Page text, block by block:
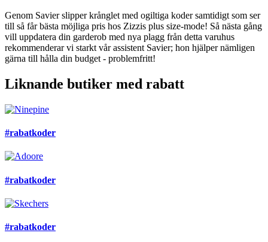
Genom Savier slipper krånglet med ogiltiga koder samtidigt som ser
till så får bästa möjliga pris hos Zizzis plus size-mode! Så nästa gång
vill uppdatera din garderob med nya plagg från detta varuhus
rekommenderar vi starkt vår assistent Savier; hon hjälper nämligen
gärna till hålla din budget - problemfritt!
Liknande butiker med rabatt
#rabatkoder
#rabatkoder
#rabatkoder